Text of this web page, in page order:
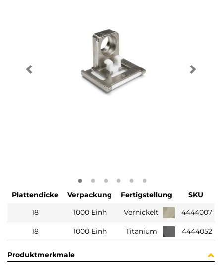
Plattendicke Verpackung Fertigstellung
SKU
18
1000 Einh Vernickelt 4444007
18 1000 Einh Titanium 4444052
Produktmerkmale